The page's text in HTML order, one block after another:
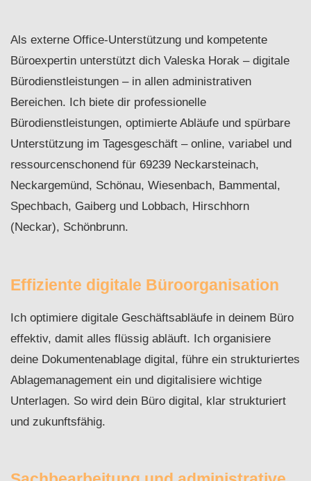
Als externe Office-Unterstützung und kompetente
Büroexpertin unterstützt dich Valeska Horak – digitale
Bürodienstleistungen – in allen administrativen
Bereichen. Ich biete dir professionelle
Bürodienstleistungen, optimierte Abläufe und spürbare
Unterstützung im Tagesgeschäft – online, variabel und
ressourcenschonend für 69239 Neckarsteinach,
Neckargemünd, Schönau, Wiesenbach, Bammental,
Spechbach, Gaiberg und Lobbach, Hirschhorn
(Neckar), Schönbrunn.
Effiziente digitale Büroorganisation
Ich optimiere digitale Geschäftsabläufe in deinem Büro
effektiv, damit alles flüssig abläuft. Ich organisiere
deine Dokumentenablage digital, führe ein strukturiertes
Ablagemanagement ein und digitalisiere wichtige
Unterlagen. So wird dein Büro digital, klar strukturiert
und zukunftsfähig.